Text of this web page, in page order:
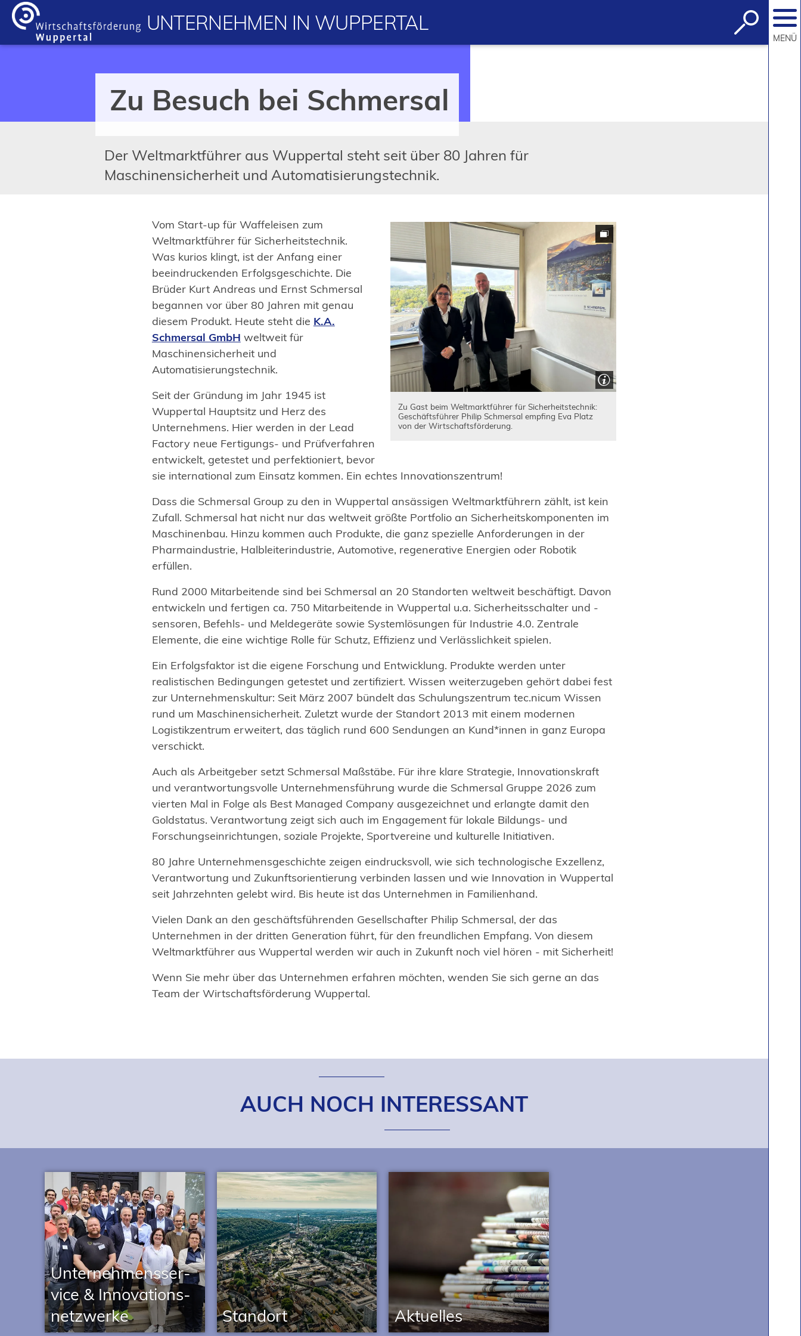
Inhalt anspringen UNTERNEHMEN IN WUPPERTAL
Suche
öffnen
Zu Besuch bei Schmersal
Der Weltmarktführer aus Wuppertal steht seit über 80 Jahren für
Maschinensicherheit und Automatisierungstechnik.
Zu Gast beim Weltmarktführer für Sicherheitstechnik:
Geschäftsführer Philip Schmersal empfing Eva Platz
von der Wirtschaftsförderung.
Vom Start-up für Waffeleisen zum
Weltmarktführer für Sicherheitstechnik.
Was kurios klingt, ist der Anfang einer
beeindruckenden Erfolgsgeschichte. Die
Brüder Kurt Andreas und Ernst Schmersal
begannen vor über 80 Jahren mit genau
diesem Produkt. Heute steht die K.A.
Schmersal GmbH weltweit für
Maschinensicherheit und
Automatisierungstechnik.
Seit der Gründung im Jahr 1945 ist
Wuppertal Hauptsitz und Herz des
Unternehmens. Hier werden in der Lead
Factory neue Fertigungs- und Prüfverfahren
entwickelt, getestet und perfektioniert, bevor
sie international zum Einsatz kommen. Ein echtes Innovationszentrum!
Dass die Schmersal Group zu den in Wuppertal ansässigen Weltmarktführern zählt, ist kein
Zufall. Schmersal hat nicht nur das weltweit größte Portfolio an Sicherheitskomponenten im
Maschinenbau. Hinzu kommen auch Produkte, die ganz spezielle Anforderungen in der
Pharmaindustrie, Halbleiterindustrie, Automotive, regenerative Energien oder Robotik
erfüllen.
Rund 2000 Mitarbeitende sind bei Schmersal an 20 Standorten weltweit beschäftigt. Davon
entwickeln und fertigen ca. 750 Mitarbeitende in Wuppertal u.a. Sicherheitsschalter und -
sensoren, Befehls- und Meldegeräte sowie Systemlösungen für Industrie 4.0. Zentrale
Elemente, die eine wichtige Rolle für Schutz, Effizienz und Verlässlichkeit spielen.
Ein Erfolgsfaktor ist die eigene Forschung und Entwicklung. Produkte werden unter
realistischen Bedingungen getestet und zertifiziert. Wissen weiterzugeben gehört dabei fest
zur Unternehmenskultur: Seit März 2007 bündelt das Schulungszentrum tec.nicum Wissen
rund um Maschinensicherheit. Zuletzt wurde der Standort 2013 mit einem modernen
Logistikzentrum erweitert, das täglich rund 600 Sendungen an Kund*innen in ganz Europa
verschickt.
Auch als Arbeitgeber setzt Schmersal Maßstäbe. Für ihre klare Strategie, Innovationskraft
und verantwortungsvolle Unternehmensführung wurde die Schmersal Gruppe 2026 zum
vierten Mal in Folge als Best Managed Company ausgezeichnet und erlangte damit den
Goldstatus. Verantwortung zeigt sich auch im Engagement für lokale Bildungs- und
Forschungseinrichtungen, soziale Projekte, Sportvereine und kulturelle Initiativen.
80 Jahre Unternehmensgeschichte zeigen eindrucksvoll, wie sich technologische Exzellenz,
Verantwortung und Zukunftsorientierung verbinden lassen und wie Innovation in Wuppertal
seit Jahrzehnten gelebt wird. Bis heute ist das Unternehmen in Familienhand.
Vielen Dank an den geschäftsführenden Gesellschafter Philip Schmersal, der das
Unternehmen in der dritten Generation führt, für den freundlichen Empfang. Von diesem
Weltmarktführer aus Wuppertal werden wir auch in Zukunft noch viel hören - mit Sicherheit!
Wenn Sie mehr über das Unternehmen erfahren möchten, wenden Sie sich gerne an das
Team der Wirtschaftsförderung Wuppertal.
AUCH NOCH INTERESSANT
Unter­neh­mens­ser­
vice & Inno­va­ti­ons­
netz­werke
Standort Aktu­elles
MENÜ